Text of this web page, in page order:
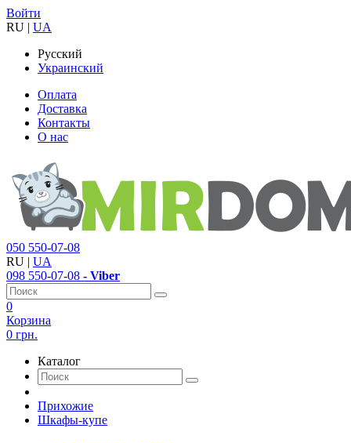
Войти
RU | UA
Русский
Украинский
Оплата
Доставка
Контакты
О нас
050 550-07-08
RU | UA
098 550-07-08 - Viber
0
Корзина
0 грн.
Каталог
Прихожие
Шкафы-купе